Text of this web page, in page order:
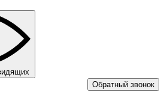
Обратный звонок